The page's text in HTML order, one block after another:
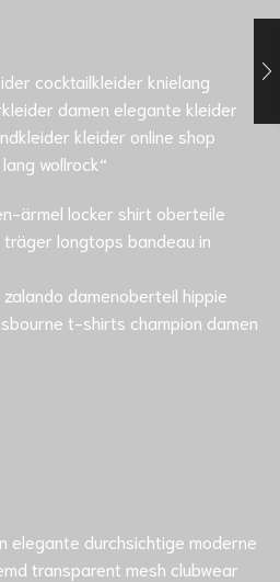
cocktailkleider knielang
damen elegante kleider
kleider online shop
wollrock“
ärmel locker shirt oberteile
longtops bandeau in
damenoberteil hippie
t-shirts champion damen
elegante durchsichtige moderne
transparent mesh clubwear